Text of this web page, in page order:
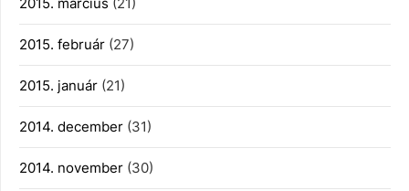
2015. március (21)
2015. február (27)
2015. január (21)
2014. december (31)
2014. november (30)